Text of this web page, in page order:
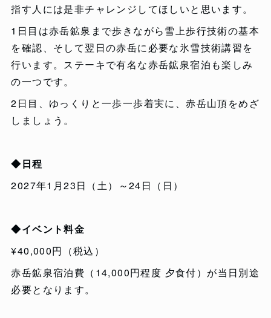
指す人には是非チャレンジしてほしいと思います。
1日目は赤岳鉱泉まで歩きながら雪上歩行技術の基本
を確認、そして翌日の赤岳に必要な氷雪技術講習を
行います。ステーキで有名な赤岳鉱泉宿泊も楽しみ
の一つです。
2日目、ゆっくりと一歩一歩着実に、赤岳山頂をめざ
しましょう。
◆日程
2027年1月23日（土）～24日（日）
◆イベント料金
¥40,000円（税込）
赤岳鉱泉宿泊費（14,000円程度 夕食付）が当日別途
必要となります。